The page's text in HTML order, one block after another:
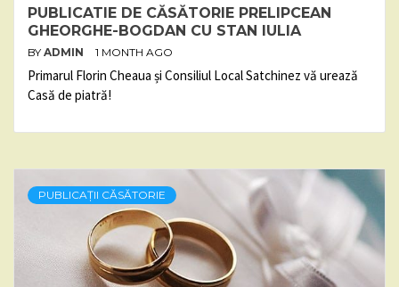
PUBLICATIE DE CĂSĂTORIE PRELIPCEAN
GHEORGHE-BOGDAN CU STAN IULIA
BY ADMIN 1 MONTH AGO
Primarul Florin Cheaua și Consiliul Local Satchinez vă urează
Casă de piatră!
PUBLICAȚII CĂSĂTORIE